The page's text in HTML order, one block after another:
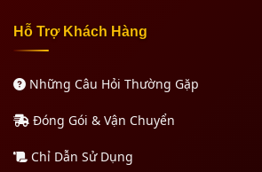
Hỗ Trợ Khách Hàng
Những Câu Hỏi Thường Gặp
Đóng Gói & Vận Chuyển
Chỉ Dẫn Sử Dụng